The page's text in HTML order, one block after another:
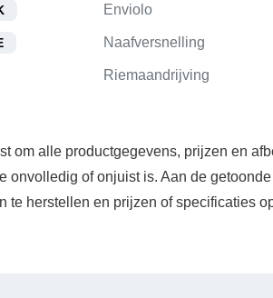
Enviolo
Naafversnelling
Riemaandrijving
om alle productgegevens, prijzen en
onvolledig of onjuist is. Aan de
te herstellen en prijzen of specificaties